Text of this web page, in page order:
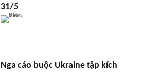
31/5
Nga cáo buộc Ukraine tập kích